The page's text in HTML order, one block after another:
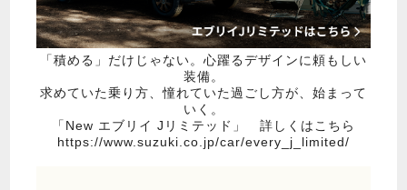
「積める」だけじゃない。心躍るデザインに頼もしい
装備。
求めていた乗り方、憧れていた過ごし方が、始まって
いく。
「New エブリイ Jリミテッド」 詳しくはこちら
https://www.suzuki.co.jp/car/every_j_limited/